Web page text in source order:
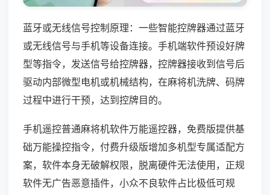
蓝牙或无线信号控制原理：一些智能控牌器通过蓝牙
或无线信号与手机等设备连接。手机端软件预设好牌
型等指令，发送信号给控牌器，控牌器接收到信号后
驱动内部微型电机或机械结构，在麻将机洗牌、码牌
过程中进行干预，达到控牌目的。
手机遥控普通麻将机软件万能遥控器，免费版提供基
础万能操控指令，付费升级版增加多机型专属适配方
案，软件本身无破解权限，脱离硬件无法使用，正规
软件无广告恶意插件，小众不良软件占比极低可规